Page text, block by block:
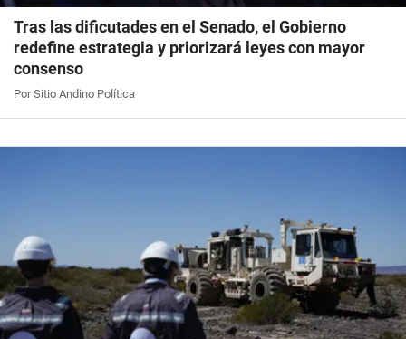
Tras las dificutades en el Senado, el Gobierno
redefine estrategia y priorizará leyes con mayor
consenso
Por Sitio Andino Política